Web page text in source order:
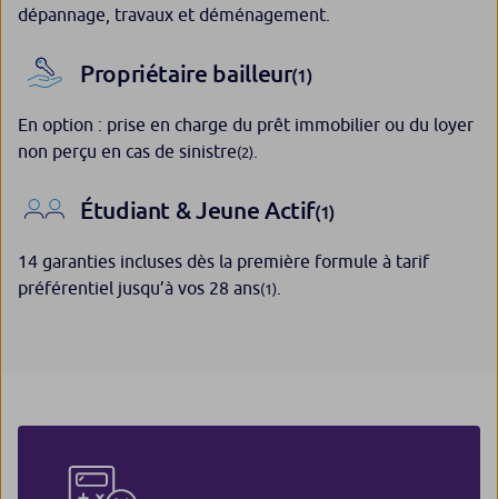
dépannage, travaux et déménagement.
Propriétaire bailleur(1)
En option : prise en charge du prêt immobilier ou du loyer
non perçu en cas de sinistre(2)
Étudiant & Jeune Actif(1)
14 garanties incluses dès la première formule à tarif
préférentiel jusqu’à vos 28 ans(1)